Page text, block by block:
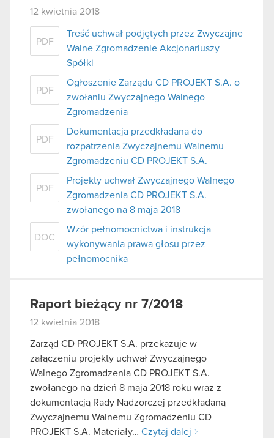
12 kwietnia 2018
PDF
Treść uchwał podjętych przez Zwyczajne
Walne Zgromadzenie Akcjonariuszy
Spółki
PDF
Ogłoszenie Zarządu CD PROJEKT S.A. o
zwołaniu Zwyczajnego Walnego
Zgromadzenia
PDF
Dokumentacja przedkładana do
rozpatrzenia Zwyczajnemu Walnemu
Zgromadzeniu CD PROJEKT S.A.
PDF
Projekty uchwał Zwyczajnego Walnego
Zgromadzenia CD PROJEKT S.A.
zwołanego na 8 maja 2018
DOC
Wzór pełnomocnictwa i instrukcja
wykonywania prawa głosu przez
pełnomocnika
Raport bieżący nr 7/2018
12 kwietnia 2018
Zarząd CD PROJEKT S.A. przekazuje w
załączeniu projekty uchwał Zwyczajnego
Walnego Zgromadzenia CD PROJEKT S.A.
zwołanego na dzień 8 maja 2018 roku wraz z
dokumentacją Rady Nadzorczej przedkładaną
Zwyczajnemu Walnemu Zgromadzeniu CD
PROJEKT S.A. Materiały… Czytaj dalej